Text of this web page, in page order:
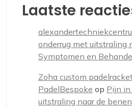
Laatste
onderrug met uitstraling
Symptomen en
Zoha custom
PadelBespoke op Pijn in
uitstraling naar de